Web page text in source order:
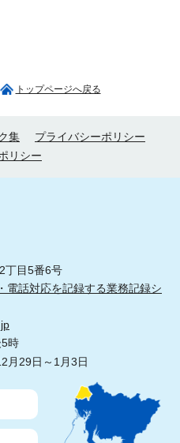
トップページへ戻る
集
プライバシーポリシー
リシー
丁目5番6号
電話対応を記録する業務記録シ
時
月29日～1月3日